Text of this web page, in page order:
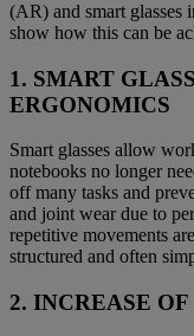
(AR) and smart glasses
show how this can be
1. SMART
ERGONOMICS
Smart glasses allow
notebooks no longer
off many tasks and
and joint wear due to
repetitive movements
structured and often
2. INCREASE